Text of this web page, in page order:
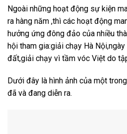
Ngoài những hoạt động sự kiện
ra hàng năm ,thì các hoạt động
hưởng ứng đông đảo của nhiều
hội tham gia:giải chạy Hà
đất,giải chạy vì tầm vóc Việt do
Dưới đây là hình ảnh của một
đã và đang diễn ra.